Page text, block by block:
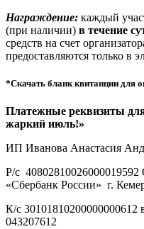
Награждение: каждый
(при наличии) в течение
средств на счет
предоставляются только в
*Скачать бланк квитанции для
Платежные реквизиты
жаркий июль!»
ИП Иванова Анастасия
Р/с
«Сбербанк России» г.
К/с
043207612